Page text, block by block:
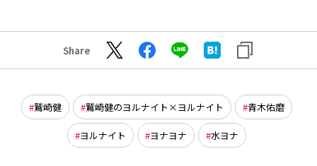
Share
鷲崎健 鷲崎健のヨルナイト×ヨルナイト 青木佑磨
ヨルナイト ヨナヨナ 水ヨナ